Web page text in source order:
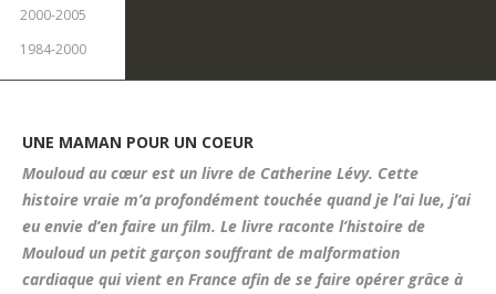
2000-2005
1984-2000
UNE MAMAN POUR UN COEUR
Mouloud au cœur est un livre de Catherine Lévy. Cette
histoire vraie m’a profondément touchée quand je l’ai lue, j’ai
eu envie d’en faire un film. Le livre raconte l’histoire de
Mouloud un petit garçon souffrant de malformation
cardiaque qui vient en France afin de se faire opérer grâce à